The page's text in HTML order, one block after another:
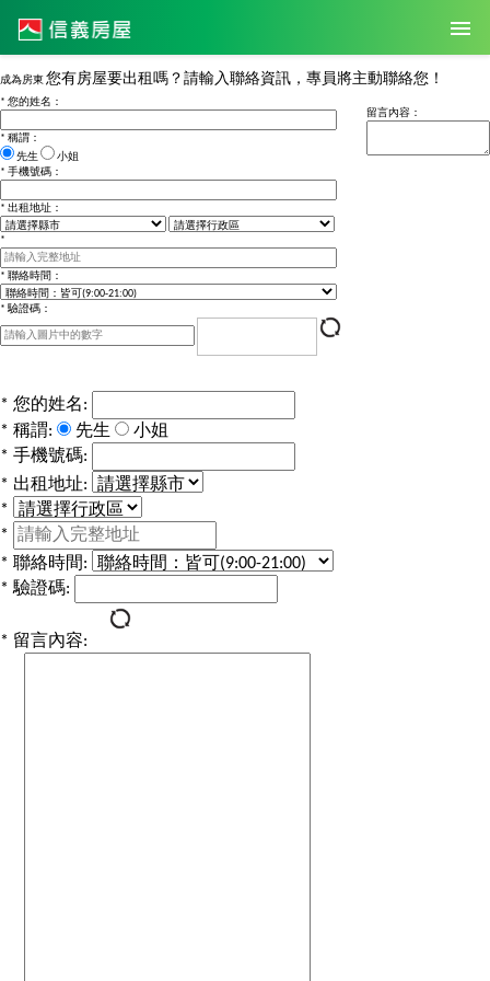
成為房東您有房屋要出租嗎？請輸入聯絡資訊，專員將主動聯絡您！
* 您的姓名：
* 稱謂：
先生
小姐
* 手機號碼：
* 出租地址：
*
* 聯絡時間：
* 驗證碼：
留言內容：
* 您的姓名:
* 稱謂: 先生
小姐
* 手機號碼:
* 出租地址:
*
*
* 聯絡時間:
* 驗證碼:
* 留言內容: